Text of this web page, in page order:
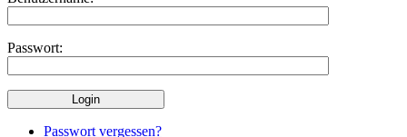
Passwort:
Passwort vergessen?